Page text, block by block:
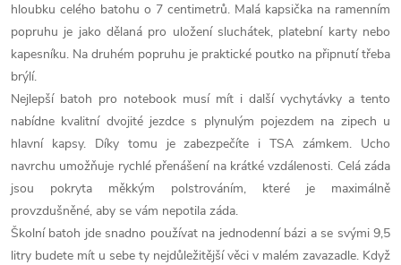
hloubku celého batohu o 7 centimetrů. Malá kapsička na ramenním
popruhu je jako dělaná pro uložení sluchátek, platební karty nebo
kapesníku. Na druhém popruhu je praktické poutko na připnutí třeba
brýlí.
Nejlepší batoh pro notebook musí mít i další vychytávky a tento
nabídne kvalitní dvojité jezdce s plynulým pojezdem na zipech u
hlavní kapsy. Díky tomu je zabezpečíte i TSA zámkem. Ucho
navrchu umožňuje rychlé přenášení na krátké vzdálenosti. Celá záda
jsou pokryta měkkým polstrováním, které je maximálně
provzdušněné, aby se vám nepotila záda.
Školní batoh jde snadno používat na jednodenní bázi a se svými 9,5
litry budete mít u sebe ty nejdůležitější věci v malém zavazadle. Když